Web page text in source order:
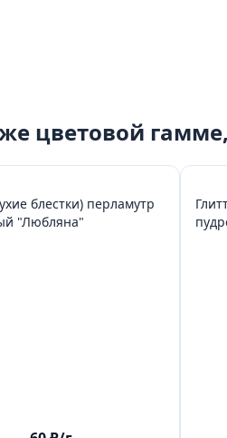
цветовой
блестки) перламутр
"Любляна"